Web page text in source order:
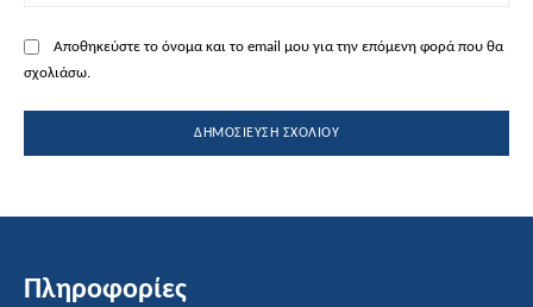
Αποθηκεύστε το όνομα και το email μου για την επόμενη φορά που θα
σχολιάσω.
Πληροφορίες